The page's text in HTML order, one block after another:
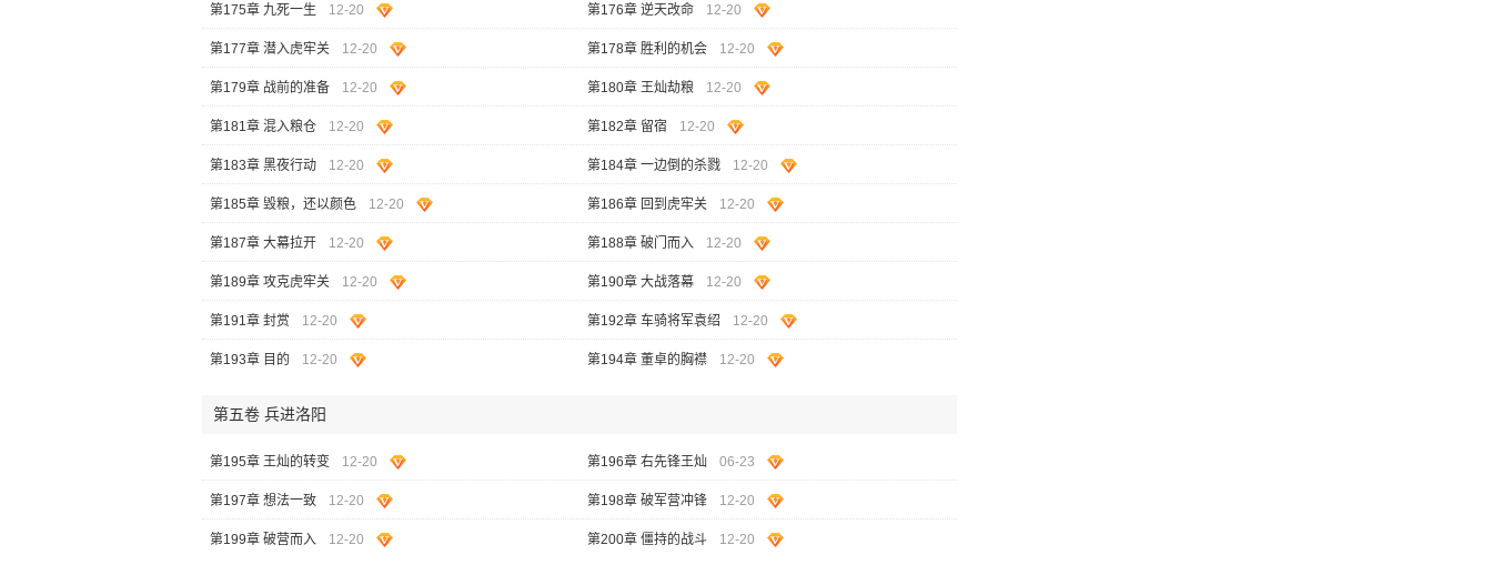
第175章 九死一生 12-20 第176章 逆天改命 12-20
第177章 潜入虎牢关 12-20 第178章 胜利的机会 12-20
第179章 战前的准备 12-20 第180章 王灿劫粮 12-20
第181章 混入粮仓 12-20 第182章 留宿 12-20
第183章 黑夜行动 12-20 第184章 一边倒的杀戮 12-20
第185章 毁粮，还以颜色 12-20 第186章 回到虎牢关 12-20
第187章 大幕拉开 12-20 第188章 破门而入 12-20
第189章 攻克虎牢关 12-20 第190章 大战落幕 12-20
第191章 封赏 12-20 第192章 车骑将军袁绍 12-20
第193章 目的 12-20 第194章 董卓的胸襟 12-20
第五卷 兵进洛阳
第195章 王灿的转变 12-20 第196章 右先锋王灿 06-23
第197章 想法一致 12-20 第198章 破军营冲锋 12-20
第199章 破营而入 12-20 第200章 僵持的战斗 12-20